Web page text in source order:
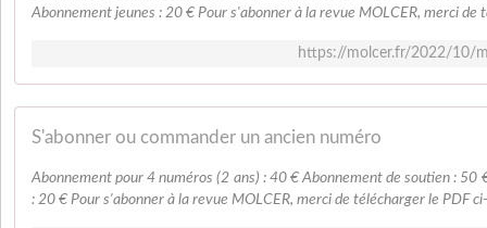
Abonnement jeunes : 20 € Pour s'abonner à la revue MOLCER, merci de
https://molcer.fr/2022/10/
S'abonner ou commander un ancien numéro
Abonnement pour 4 numéros (2 ans) : 40 € Abonnement de soutien : 50
: 20 € Pour s'abonner à la revue MOLCER, merci de télécharger le PDF